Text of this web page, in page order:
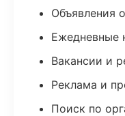
Объявления
Ежедневные
Вакансии и
Реклама и
Поиск по